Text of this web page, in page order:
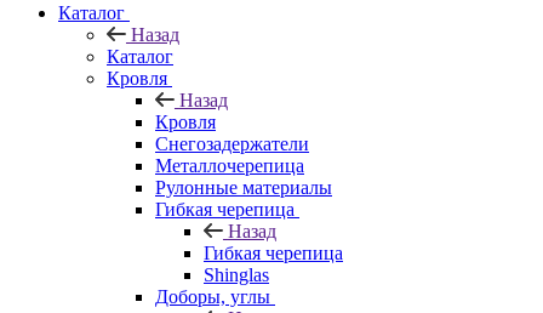
Каталог
Назад
Каталог
Кровля
Назад
Кровля
Снегозадержатели
Металлочерепица
Рулонные материалы
Гибкая черепица
Назад
Гибкая черепица
Shinglas
Доборы, углы